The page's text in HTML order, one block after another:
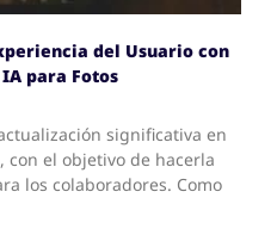
del Usuario con
para Fotos
significativa en
con el objetivo de hacerla
los colaboradores. Como